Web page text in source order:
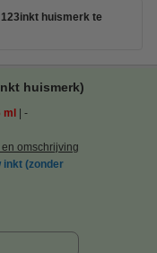
huismerk te
huismerk)
ml -
omschrijving
inkt (zonder